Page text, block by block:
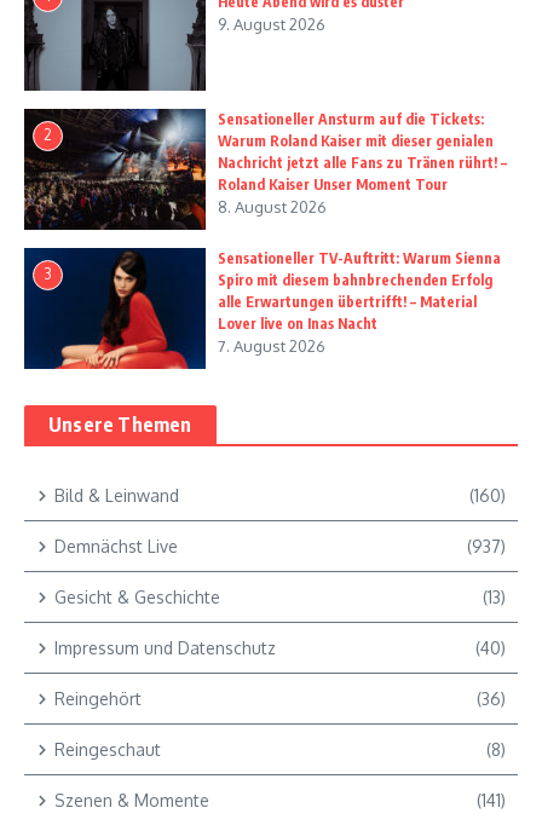
9. August 2026
2
Sensationeller Ansturm auf die Tickets:
Warum Roland Kaiser mit dieser genialen
Nachricht jetzt alle Fans zu Tränen rührt! –
Roland Kaiser Unser Moment Tour
8. August 2026
3
Sensationeller TV-Auftritt: Warum Sienna
Spiro mit diesem bahnbrechenden Erfolg
alle Erwartungen übertrifft! – Material
Lover live on Inas Nacht
7. August 2026
Unsere Themen
Bild & Leinwand (160)
Demnächst Live (937)
Gesicht & Geschichte (13)
Impressum und Datenschutz (40)
Reingehört (36)
Reingeschaut (8)
Szenen & Momente (141)